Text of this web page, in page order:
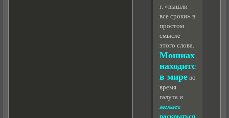
г. «вышли
все сроки» в
простом
смысле
этого слова.
Мошиах
находится
в мирево
время
галута и
желает
раскрыться.